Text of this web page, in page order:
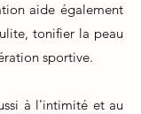
aide également
, tonifier la peau
sportive.
à l'intimité et au